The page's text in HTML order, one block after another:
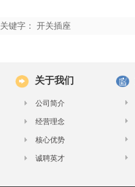
关键字： 开关插座
关于我们
公司简介
经营理念
核心优势
诚聘英才